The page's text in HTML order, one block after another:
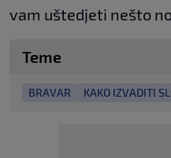
vam uštedjeti nešto
Teme
BRAVAR KAKO IZVADITI